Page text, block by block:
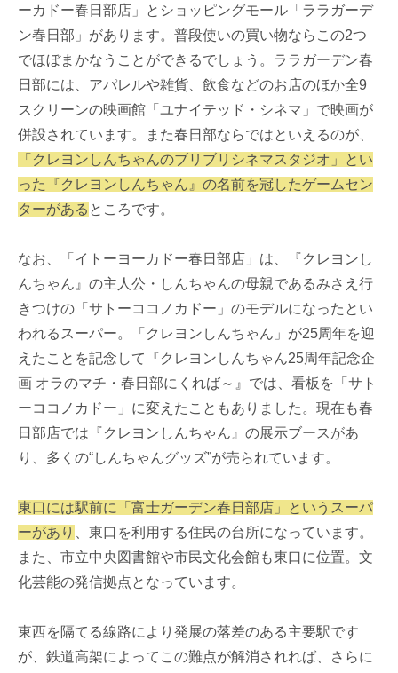
ーカドー春日部店」とショッピングモール「ララガーデ
ン春日部」があります。普段使いの買い物ならこの2つ
でほぼまかなうことができるでしょう。ララガーデン春
日部には、アパレルや雑貨、飲食などのお店のほか全9
スクリーンの映画館「ユナイテッド・シネマ」で映画が
併設されています。また春日部ならではといえるのが、
「クレヨンしんちゃんのブリブリシネマスタジオ」とい
った『クレヨンしんちゃん』の名前を冠したゲームセン
ターがある ところです。
なお、「イトーヨーカドー春日部店」は、『クレヨンし
んちゃん』の主人公・しんちゃんの母親であるみさえ行
きつけの「サトーココノカドー」のモデルになったとい
われるスーパー。「クレヨンしんちゃん」が25周年を迎
えたことを記念して『クレヨンしんちゃん25周年記念企
画 オラのマチ・春日部にくれば～』では、看板を「サト
ーココノカドー」に変えたこともありました。現在も春
日部店では『クレヨンしんちゃん』の展示ブースがあ
り、多くの“しんちゃんグッズ”が売られています。
東口には駅前に「富士ガーデン春日部店」というスーパ
ーがあり
、東口を利用する住民の台所になっています。
また、市立中央図書館や市民文化会館も東口に位置。文
化芸能の発信拠点となっています。
東西を隔てる線路により発展の落差のある主要駅です
が、鉄道高架によってこの難点が解消されれば、さらに